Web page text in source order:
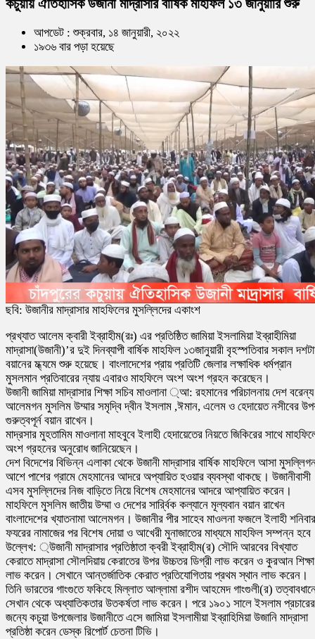
কচুয়ায় ঐতিহাসিক উজানী মাদ্রাসার বার্ষিক মাহফিল ১৩ জানুয়ারি শুরু
আপডেট : শুক্রবার, ১৪ জানুয়ারী, ২০২২
১৯৩৬ বার পড়া হয়েছে
ছবি: উজানীর মাদ্রাসার মাহফিলের মুসল্লিদের একাংশ
প্রখ্যাত আলেম ক্বারী ইব্রাহীম(রঃ) এর প্রতিষ্ঠিত জামিয়া ইসলামিয়া ইব্রাহীমিয়া
মাদ্রাসা(উজানী)’র দুই দিনব্যাপী বার্ষিক মাহফিল ১৩জানুয়ারী বৃহস্পতিবার সকাল
বয়ানের ম্ধ্যমে শুরু হয়েছে। বাংলাদেশের প্রায় প্রতিটি জেলার লক্ষাধিক ধর্মপ্রান
মুসলমান প্রতিবারের ন্যায় এবারও মাহফিলে অংশ অংশ গ্রহন করেছেন।
উজানী জামিয়া মাদ্রাসার শিক্ষা সচিব মাওলানা ্আ: রহমানের পরিচালনায় দেশ বরেন্য
আলেমগন মুসলিম উম্মার সমৃদ্বি দ্বীন ইসলাম ,ঈমান, এলেম ও হেদায়েত নসীবের
গুরুত্বপূর্ন বয়ান রাখেন।
মাদ্রসার মুহতামিম মাওলানা মাহবুবে ইলাহী হেদায়েতের নিয়তে জিকিরের সাথে
অংশ গ্রহনের অনুরোধ জানিয়েছেন।
দেশ বিদেশের বিভিন্ন এলাকা থেকে উজানী মাদ্রাসার বার্ষিক মাহফিলে আসা
আশে পাশের গ্রামে মেহমানের আদরে অপ্যায়িত হওয়ার ব্যবস্থা থাকছে। উজানীবাসী
এসব মুসল্লিদের নিজ বাড়িতে নিয়ে বিশেষ মেহমানের আদরে আপ্যায়িত করেন।
মাহফিলে মুসলিম জাতীয় উম্মা ও দেশের সার্র্বিক কল্যানে মূল্যবান বয়ান রাখেন
বাংলাদেশের খ্যাতনামা আলেমগন। উজানীর পীর সাহেব মাওলনা ফজলে ইলাহী শনিবার
ফযরের নামাজের পর বিশেষ দোয়া ও আখেরী মুনাজাতের মাধ্যমে মাহফিল সম্পন্ন
উল্লেখ: ্উজানী মাদ্রাসার প্রতিষ্ঠাতা ক্বরী ইব্রাহীম(র) সৌদি আরবের বিখ্যাত
কেরাতে মাদ্রাসা সৌলদিয়ায় কেরাতের উপর উচ্চতর ডিগ্রী লাভ করেন ও কুরআন শিক্ষা
লাভ করেন। সেখানে আন্তর্জাতিক কেরাত প্রতিযোগিতায় প্রথম স্থান লাভ করেন।
তিনি ভারতের গাংগুতে ফকিহে মিল্লাত আল্লামা রশীদ আহমেদ গাংগুলী(র)
সেখান থেকে অধ্যাতিকতার উতকর্ষতা লাভ করেন। পরে ১৯০১ সালে ইসলাম প্রচারের
জন্যে কচুয়া উপজেলার উজানীতে এসে জামিয়া ইসলামীয়া ইব্রাহিমিয়া উজানি মাদ্রাসা
প্রতিষ্ঠা করেন ডেস্ক রিপোর্ট চেতনা টিভি।